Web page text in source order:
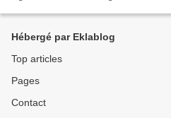
Hébergé par Eklablog
Top articles
Pages
Contact